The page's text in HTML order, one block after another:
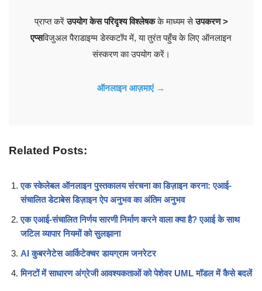
प्राप्त करेंउपयोग केस परिदृश्य विश्लेषकके माध्यम सेउपकरण >
एप्सविजुअल पैराडाइग्म डेस्कटॉप में, या तुरंत पहुँच के लिए ऑनलाइन
संस्करण का उपयोग करें।
ऑनलाइन आज़माएं →
Related Posts:
एक स्केलेबल ऑनलाइन पुस्तकालय संरचना का डिज़ाइन करना: एआई-
संचालित डेटाबेस डिज़ाइन ऐप अनुभव का अंतिम अनुभव
एक एआई-संचालित निर्णय सारणी निर्माण करने वाला क्या है? एआई के साथ
जटिल व्यापार नियमों को सुलझाना
AI कुबरनेटेस आर्किटेक्चर डायग्राम जनरेटर
मिनटों में साधारण अंग्रेजी आवश्यकताओं को पेशेवर UML मॉडल में कैसे बदलें